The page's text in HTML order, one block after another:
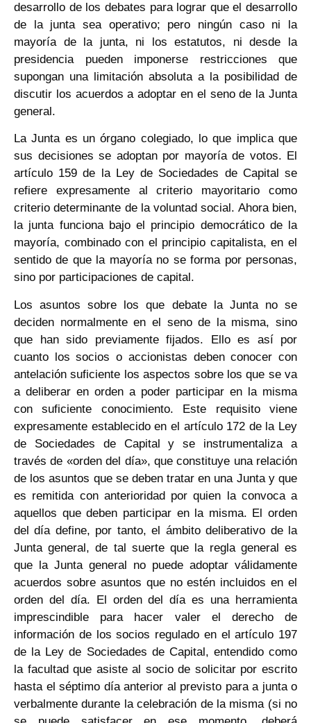
desarrollo de los debates para lograr que el desarrollo
de la junta sea operativo; pero ningún caso ni la
mayoría de la junta, ni los estatutos, ni desde la
presidencia pueden imponerse restricciones que
supongan una limitación absoluta a la posibilidad de
discutir los acuerdos a adoptar en el seno de la Junta
general.
La Junta es un órgano colegiado, lo que implica que
sus decisiones se adoptan por mayoría de votos. El
artículo 159 de la Ley de Sociedades de Capital se
refiere expresamente al criterio mayoritario como
criterio determinante de la voluntad social. Ahora bien,
la junta funciona bajo el principio democrático de la
mayoría, combinado con el principio capitalista, en el
sentido de que la mayoría no se forma por personas,
sino por participaciones de capital.
Los asuntos sobre los que debate la Junta no se
deciden normalmente en el seno de la misma, sino
que han sido previamente fijados. Ello es así por
cuanto los socios o accionistas deben conocer con
antelación suficiente los aspectos sobre los que se va
a deliberar en orden a poder participar en la misma
con suficiente conocimiento. Este requisito viene
expresamente establecido en el artículo 172 de la Ley
de Sociedades de Capital y se instrumentaliza a
través de «orden del día», que constituye una relación
de los asuntos que se deben tratar en una Junta y que
es remitida con anterioridad por quien la convoca a
aquellos que deben participar en la misma. El orden
del día define, por tanto, el ámbito deliberativo de la
Junta general, de tal suerte que la regla general es
que la Junta general no puede adoptar válidamente
acuerdos sobre asuntos que no estén incluidos en el
orden del día. El orden del día es una herramienta
imprescindible para hacer valer el derecho de
información de los socios regulado en el artículo 197
de la Ley de Sociedades de Capital, entendido como
la facultad que asiste al socio de solicitar por escrito
hasta el séptimo día anterior al previsto para a junta o
verbalmente durante la celebración de la misma (si no